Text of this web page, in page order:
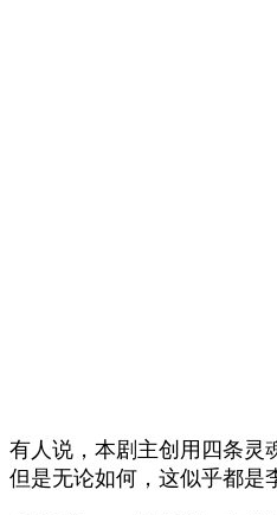
有人说，本剧主创用四条灵
但是无论如何，这似乎都是